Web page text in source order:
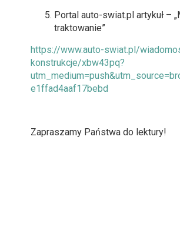
Portal auto-swiat.pl artykuł –
traktowanie”
https://www.auto-swiat.pl/
konstrukcje/xbw43pq?
e1ffad4aaf17bebd
Zapraszamy Państwa do lektury!